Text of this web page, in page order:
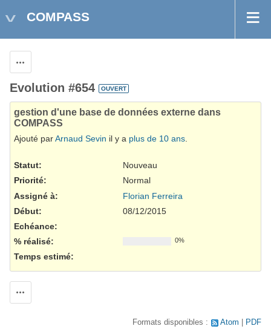
COMPASS
Evolution #654 OUVERT
gestion d'une base de données externe dans
COMPASS
Ajouté parArnaud Sevin il y a plus de 10 ans.
Statut:
Nouveau
Priorité:
Normal
Assigné à:
Florian Ferreira
Début:
08/12/2015
Echéance:
% réalisé:
0%
Temps estimé:
Formats disponibles : Atom PDF